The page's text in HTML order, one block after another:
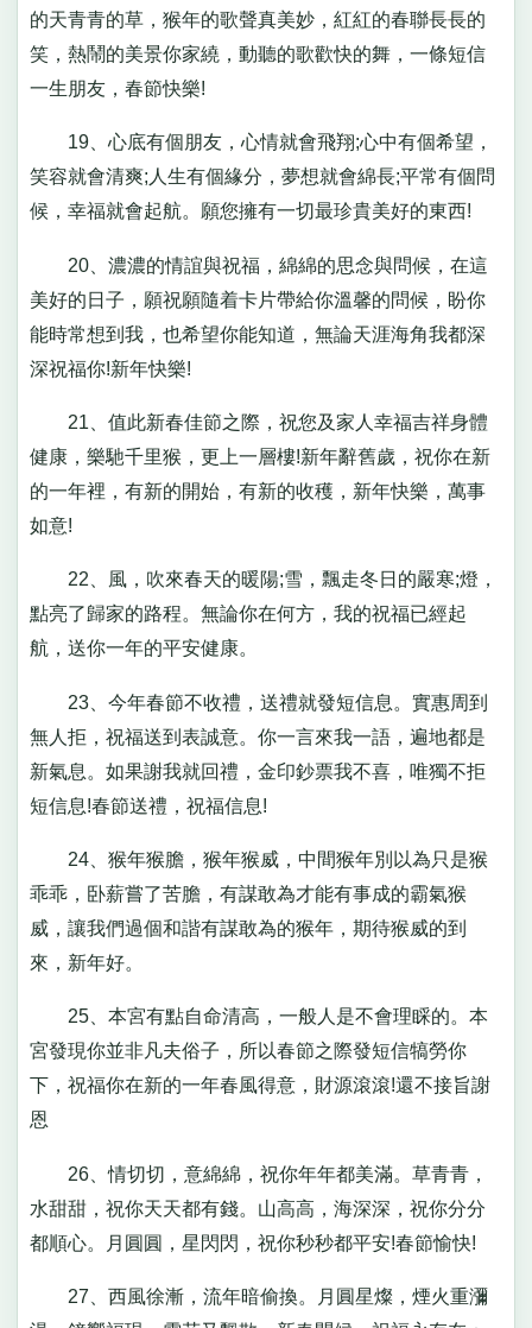
的天青青的草，猴年的歌聲真美妙，紅紅的春聯長長的
笑，熱鬧的美景你家繞，動聽的歌歡快的舞，一條短信
一生朋友，春節快樂!
19、心底有個朋友，心情就會飛翔;心中有個希望，
笑容就會清爽;人生有個緣分，夢想就會綿長;平常有個問
候，幸福就會起航。願您擁有一切最珍貴美好的東西!
20、濃濃的情誼與祝福，綿綿的思念與問候，在這
美好的日子，願祝願隨着卡片帶給你溫馨的問候，盼你
能時常想到我，也希望你能知道，無論天涯海角我都深
深祝福你!新年快樂!
21、值此新春佳節之際，祝您及家人幸福吉祥身體
健康，樂馳千里猴，更上一層樓!新年辭舊歲，祝你在新
的一年裡，有新的開始，有新的收穫，新年快樂，萬事
如意!
22、風，吹來春天的暖陽;雪，飄走冬日的嚴寒;燈，
點亮了歸家的路程。無論你在何方，我的祝福已經起
航，送你一年的平安健康。
23、今年春節不收禮，送禮就發短信息。實惠周到
無人拒，祝福送到表誠意。你一言來我一語，遍地都是
新氣息。如果謝我就回禮，金印鈔票我不喜，唯獨不拒
短信息!春節送禮，祝福信息!
24、猴年猴膽，猴年猴威，中間猴年別以為只是猴
乖乖，卧薪嘗了苦膽，有謀敢為才能有事成的霸氣猴
威，讓我們過個和諧有謀敢為的猴年，期待猴威的到
來，新年好。
25、本宮有點自命清高，一般人是不會理睬的。本
宮發現你並非凡夫俗子，所以春節之際發短信犒勞你
下，祝福你在新的一年春風得意，財源滾滾!還不接旨謝
恩
26、情切切，意綿綿，祝你年年都美滿。草青青，
水甜甜，祝你天天都有錢。山高高，海深深，祝你分分
都順心。月圓圓，星閃閃，祝你秒秒都平安!春節愉快!
27、西風徐漸，流年暗偷換。月圓星燦，煙火重瀰